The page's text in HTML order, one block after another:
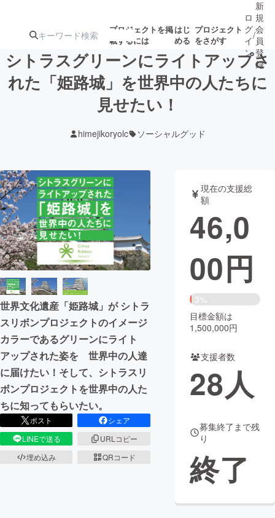
プロジェクトを掲
載するには
はじ
める
プロジェクト
をさがす
注目の新着プロ募集終了が近いプ
テクノロジー・ガジェット
映像・映画 書籍・雑誌
ビジネス・起業 チャレンジ
まちづくり・地域活性化
CAMPFIRE for Social Good
CAMPFIRE Creation
CAMPFIREふるさと納税machi-ya コミュニティ
ロ
グ
イ
ン
/
新
規
会
員
登
録
シトラスグリーンにライトアップさ
れた「姫路城」を世界中の人たちに
見せたい！
himejikoryolc ソーシャルグッド
世界文化遺産「姫路城」が シトラ
スリボンプロジェクトのイメージ
カラーであるグリーンにライト
アップされた姿を 世界中の人達
に届けたい！そして、シトラスリ
ボンプロジェクトを世界中の人た
ちに知ってもらいたい。
ポスト
シェア
LINEで送る
URLコピー
埋め込み
QRコード
現在の支援総
額
46,0
00円
3%
目標金額は
1,500,000円
支援者数
28人
募集終了まで残
り
終了